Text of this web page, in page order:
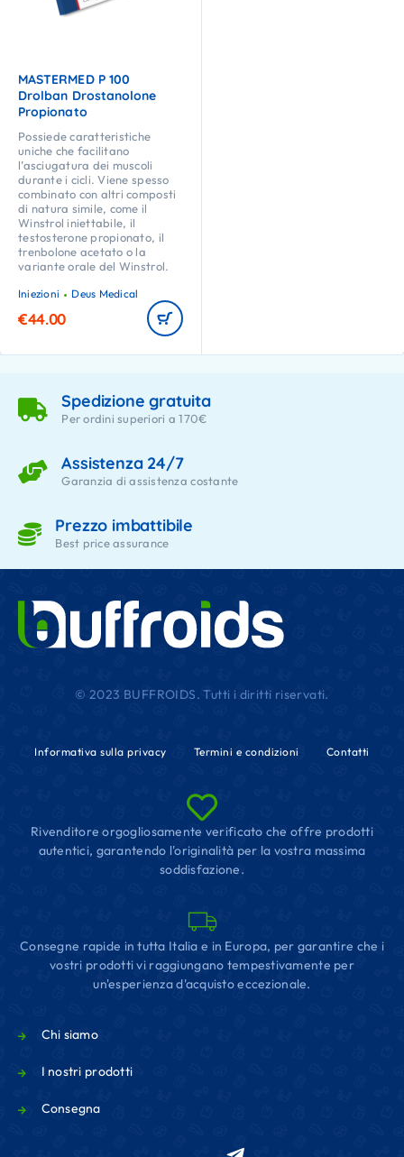
MASTERMED P 100
Drolban Drostanolone
Propionato
Possiede caratteristiche
uniche che facilitano
l’asciugatura dei muscoli
durante i cicli. Viene spesso
combinato con altri composti
di natura simile, come il
Winstrol iniettabile, il
testosterone propionato, il
trenbolone acetato o la
variante orale del Winstrol.
Iniezioni Deus Medical
€44.00
Spedizione gratuita
Per ordini superiori a 170€
Assistenza 24/7
Garanzia di assistenza costante
Prezzo imbattibile
Best price assurance
© 2023 BUFFROIDS. Tutti i diritti riservati.
Informativa sulla privacy Termini e condizioni Contatti
Rivenditore orgogliosamente verificato che offre prodotti
autentici, garantendo l'originalità per la vostra massima
soddisfazione.
Consegne rapide in tutta Italia e in Europa, per garantire che i
vostri prodotti vi raggiungano tempestivamente per
un'esperienza d'acquisto eccezionale.
Chi siamo
I nostri prodotti
Consegna